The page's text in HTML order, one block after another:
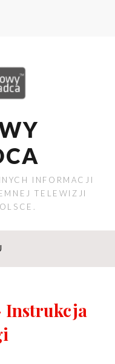
INFORMACJI
TELEWIZJI
Instrukcja